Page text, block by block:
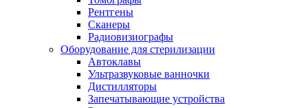
Рентгены
Сканеры
Радиовизиографы
Оборудование для стерилизации
Автоклавы
Ультразвуковые ванночки
Дистилляторы
Запечатывающие устройства